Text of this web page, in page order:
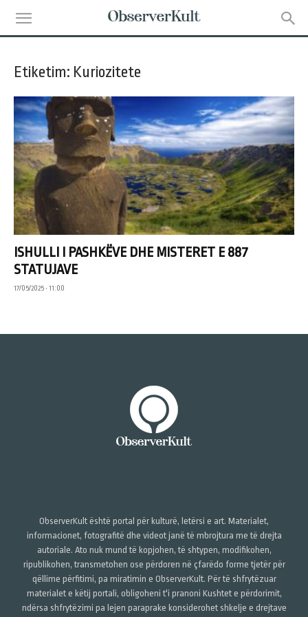
Etiketim: Kuriozitete
ISHULLI I PASHKËVE DHE MISTERET E 887
STATUJAVE
17/05/2025 • 11:00
ObserverKult është portal për kulturë, letërsi e art. Materialet,
informacionet, fotografitë dhe videot janë të mbrojtura me të drejta
autoriale. Ato nuk mund të kopjohen, të shtypen, modifikohen,
ripublikohen, transmetohen ose përdoren në çfarëdo forme tjetër për
qëllime përfitimi, pa miratimin e ObserverKult. Për të shfrytëzuar
materialet e këtij portali, obligoheni t'i pranoni Kushtet e përdorimit,
ndërsa shfrytëzimi pa lejen paraprake konsiderohet shkelje e drejtave